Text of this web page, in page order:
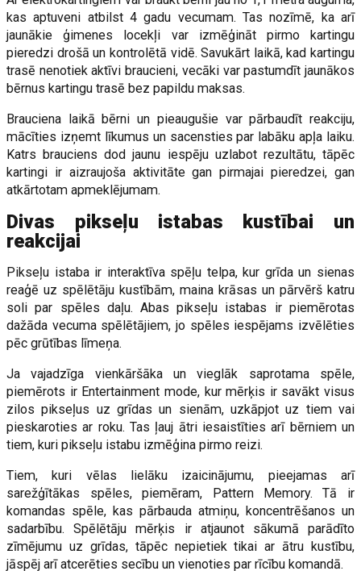
kas aptuveni atbilst 4 gadu vecumam. Tas nozīmē, ka arī
jaunākie ģimenes locekļi var izmēģināt pirmo kartingu
pieredzi drošā un kontrolētā vidē. Savukārt laikā, kad kartingu
trasē nenotiek aktīvi braucieni, vecāki var pastumdīt jaunākos
bērnus kartingu trasē bez papildu maksas.
Brauciena laikā bērni un pieaugušie var pārbaudīt reakciju,
mācīties izņemt līkumus un sacensties par labāku apļa laiku.
Katrs brauciens dod jaunu iespēju uzlabot rezultātu, tāpēc
kartingi ir aizraujoša aktivitāte gan pirmajai pieredzei, gan
atkārtotam apmeklējumam.
Divas pikseļu istabas kustībai un
reakcijai
Pikseļu istaba ir interaktīva spēļu telpa, kur grīda un sienas
reaģē uz spēlētāju kustībām, maina krāsas un pārvērš katru
soli par spēles daļu. Abas pikseļu istabas ir piemērotas
dažāda vecuma spēlētājiem, jo spēles iespējams izvēlēties
pēc grūtības līmeņa.
Ja vajadzīga vienkāršāka un vieglāk saprotama spēle,
piemērots ir Entertainment mode, kur mērķis ir savākt visus
zilos pikseļus uz grīdas un sienām, uzkāpjot uz tiem vai
pieskaroties ar roku. Tas ļauj ātri iesaistīties arī bērniem un
tiem, kuri pikseļu istabu izmēģina pirmo reizi.
Tiem, kuri vēlas lielāku izaicinājumu, pieejamas arī
sarežģītākas spēles, piemēram, Pattern Memory. Tā ir
komandas spēle, kas pārbauda atmiņu, koncentrēšanos un
sadarbību. Spēlētāju mērķis ir atjaunot sākumā parādīto
zīmējumu uz grīdas, tāpēc nepietiek tikai ar ātru kustību,
jāspēj arī atcerēties secību un vienoties par rīcību komandā.